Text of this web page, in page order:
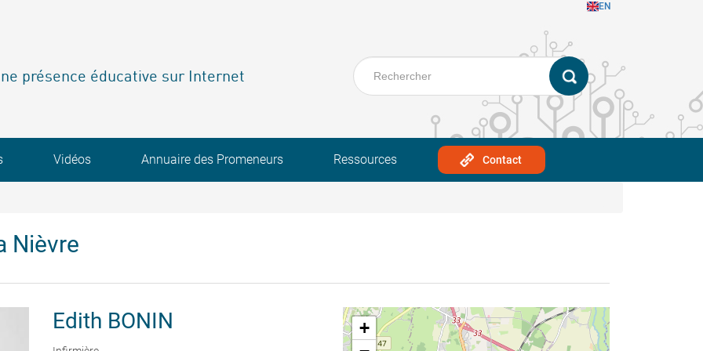
EN
présence éducative sur Internet
Vidéos Annuaire des Promeneurs Ressources Contact
Nièvre
Edith BONIN
+